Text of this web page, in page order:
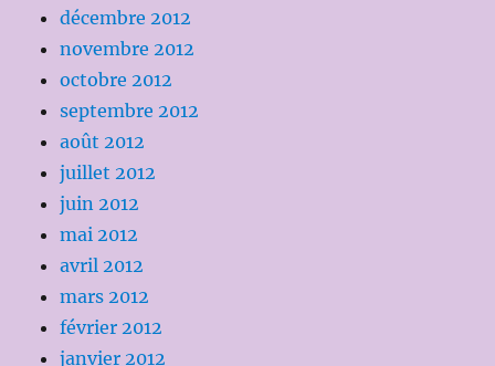
décembre 2012
novembre 2012
octobre 2012
septembre 2012
août 2012
juillet 2012
juin 2012
mai 2012
avril 2012
mars 2012
février 2012
janvier 2012